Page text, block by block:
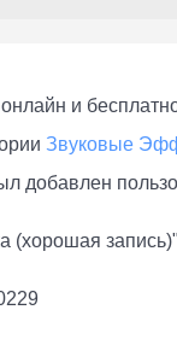
и
Звуковые
добавлен
(хорошая